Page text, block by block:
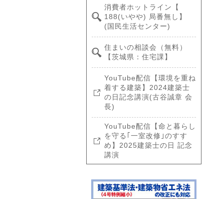
消費者ホットライン【
188(いやや) 局番無し】
(国民生活センター)
住まいの相談会（無料）
【茨城県：住宅課】
YouTube配信【環境を重ね
着する建築】2024建築士
の日記念講演(古谷誠章 会
長)
YouTube配信【命と暮らし
を守る｢一室改修｣のすす
め】2025建築士の日 記念
講演